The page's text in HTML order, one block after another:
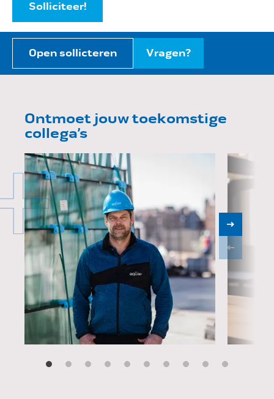
Onderhoud
Contact
Solliciteer!
Open sollicteren Vragen?
Ontmoet jouw toekomstige
collega’s
Daniël Kolbe